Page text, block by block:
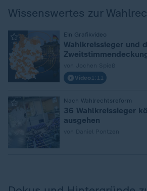
Wissenswertes zur
Ein Grafikvideo
Wahlkreissieger und
Video 1:11
Nach Wahlrechtsreform
36 Wahlkreissieger
ausgehen